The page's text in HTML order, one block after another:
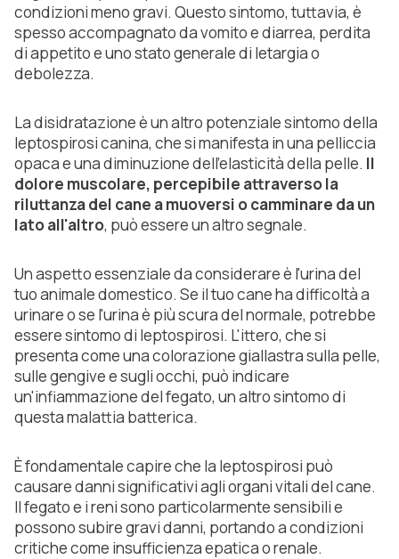
condizioni meno gravi. Questo sintomo, tuttavia, è
spesso accompagnato da vomito e diarrea, perdita
di appetito e uno stato generale di letargia o
debolezza.
La disidratazione è un altro potenziale sintomo della
leptospirosi canina, che si manifesta in una pelliccia
opaca e una diminuzione dell'elasticità della pelle. Il
dolore muscolare, percepibile attraverso la
riluttanza del cane a muoversi o camminare da un
lato all'altro, può essere un altro segnale.
Un aspetto essenziale da considerare è l'urina del
tuo animale domestico. Se il tuo cane ha difficoltà a
urinare o se l'urina è più scura del normale, potrebbe
essere sintomo di leptospirosi. L'ittero, che si
presenta come una colorazione giallastra sulla pelle,
sulle gengive e sugli occhi, può indicare
un'infiammazione del fegato, un altro sintomo di
questa malattia batterica.
È fondamentale capire che la leptospirosi può
causare danni significativi agli organi vitali del cane.
Il fegato e i reni sono particolarmente sensibili e
possono subire gravi danni, portando a condizioni
critiche come insufficienza epatica o renale.